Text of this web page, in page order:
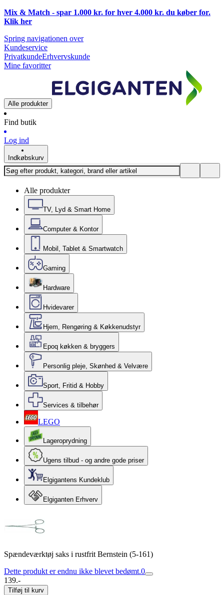
Mix & Match - spar 1.000 kr. for hver 4.000 kr. du køber for.
Klik her
Spring navigationen over
Kundeservice
PrivatkundeErhvervskunde
Mine favoritter
Alle produkter
Find butik
Log ind
Indkøbskurv
Alle produkter
TV, Lyd & Smart Home
Computer & Kontor
Mobil, Tablet & Smartwatch
Gaming
Hardware
Hvidevarer
Hjem, Rengøring & Køkkenudstyr
Epoq køkken & bryggers
Personlig pleje, Skønhed & Velvære
Sport, Fritid & Hobby
Services & tilbehør
LEGO
Lageroprydning
Ugens tilbud - og andre gode priser
Elgigantens Kundeklub
Elgiganten Erhverv
Spændeværktøj saks i rustfrit Bernstein (5-161)
Dette produkt er endnu ikke blevet bedømt.0
139.-
Tilføj til kurv